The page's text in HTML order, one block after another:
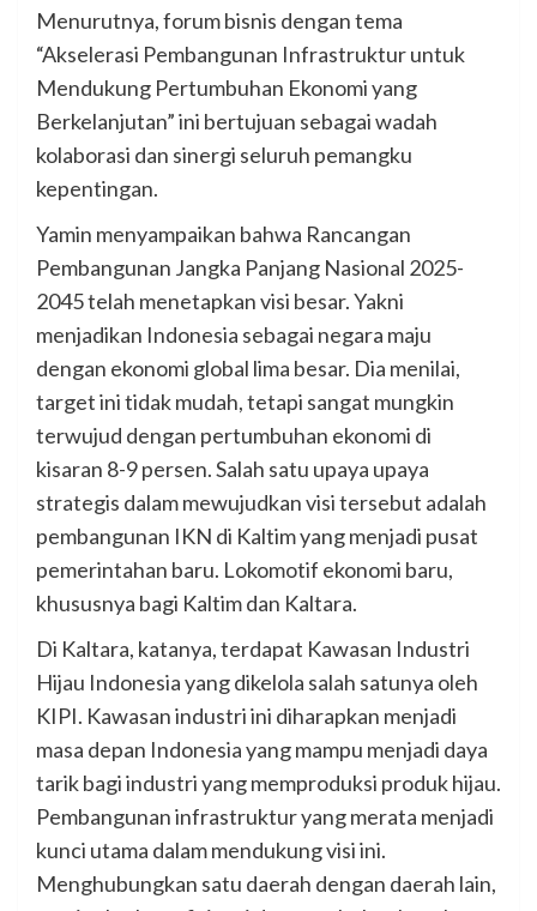
Menurutnya, forum bisnis dengan tema
“Akselerasi Pembangunan Infrastruktur untuk
Mendukung Pertumbuhan Ekonomi yang
Berkelanjutan” ini bertujuan sebagai wadah
kolaborasi dan sinergi seluruh pemangku
kepentingan.
Yamin menyampaikan bahwa Rancangan
Pembangunan Jangka Panjang Nasional 2025-
2045 telah menetapkan visi besar. Yakni
menjadikan Indonesia sebagai negara maju
dengan ekonomi global lima besar. Dia menilai,
target ini tidak mudah, tetapi sangat mungkin
terwujud dengan pertumbuhan ekonomi di
kisaran 8-9 persen. Salah satu upaya upaya
strategis dalam mewujudkan visi tersebut adalah
pembangunan IKN di Kaltim yang menjadi pusat
pemerintahan baru. Lokomotif ekonomi baru,
khususnya bagi Kaltim dan Kaltara.
Di Kaltara, katanya, terdapat Kawasan Industri
Hijau Indonesia yang dikelola salah satunya oleh
KIPI. Kawasan industri ini diharapkan menjadi
masa depan Indonesia yang mampu menjadi daya
tarik bagi industri yang memproduksi produk hijau.
Pembangunan infrastruktur yang merata menjadi
kunci utama dalam mendukung visi ini.
Menghubungkan satu daerah dengan daerah lain,